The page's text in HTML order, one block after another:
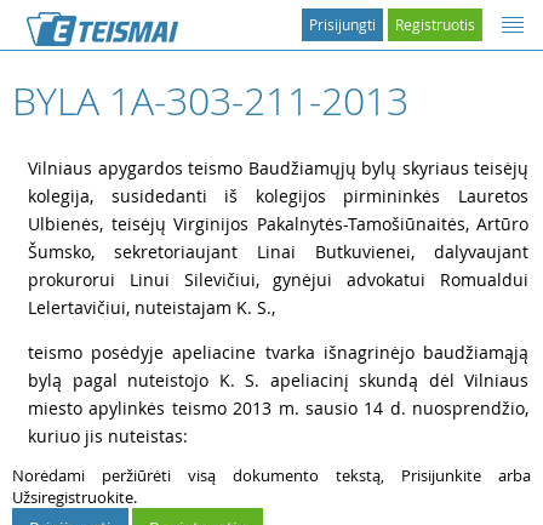
Registruotis
Prisijungti
BYLA 1A-303-211-2013
Vilniaus apygardos teismo Baudžiamųjų bylų skyriaus teisėjų
kolegija, susidedanti iš kolegijos pirmininkės Lauretos
Ulbienės, teisėjų Virginijos Pakalnytės-Tamošiūnaitės, Artūro
Šumsko, sekretoriaujant Linai Butkuvienei, dalyvaujant
prokurorui Linui Silevičiui, gynėjui advokatui Romualdui
Lelertavičiui, nuteistajam K. S.,
teismo posėdyje apeliacine tvarka išnagrinėjo baudžiamąją
bylą pagal nuteistojo K. S. apeliacinį skundą dėl Vilniaus
miesto apylinkės teismo 2013 m. sausio 14 d. nuosprendžio,
kuriuo jis nuteistas:
Norėdami peržiūrėti visą dokumento tekstą, Prisijunkite arba
Užsiregistruokite.